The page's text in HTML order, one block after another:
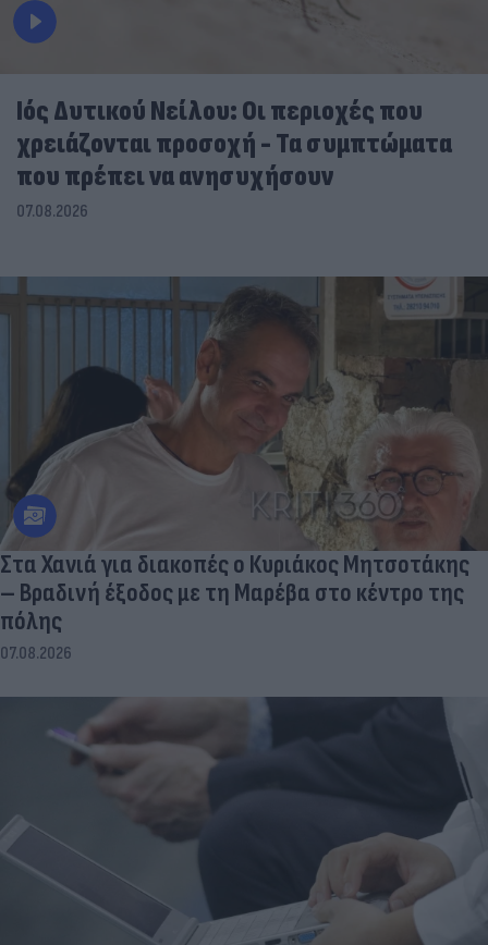
Ιός Δυτικού Νείλου: Οι περιοχές που
χρειάζονται προσοχή - Τα συμπτώματα
που πρέπει να ανησυχήσουν
07.08.2026
Στα Χανιά για διακοπές ο Κυριάκος Μητσοτάκης
– Βραδινή έξοδος με τη Μαρέβα στο κέντρο της
πόλης
07.08.2026